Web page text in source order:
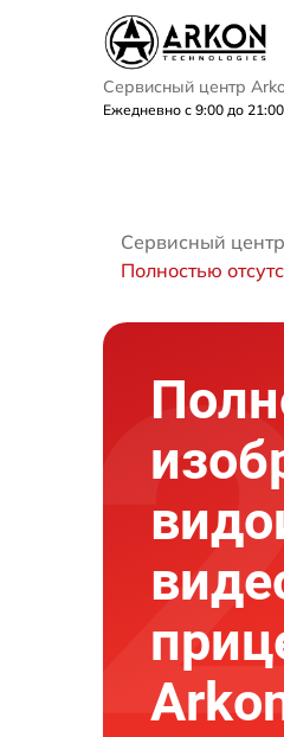
Сервисный центр
Ежедневно с 9:00 до 21:00
Сервисный
Полностью